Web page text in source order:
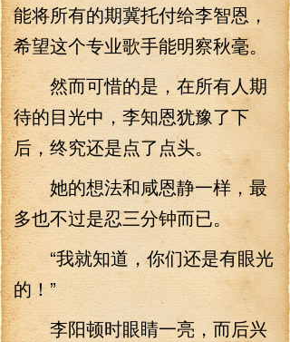
能将所有的期冀托付给李智恩，
希望这个专业歌手能明察秋毫。
然而可惜的是，在所有人期
待的目光中，李知恩犹豫了下
后，终究还是点了点头。
她的想法和咸恩静一样，最
多也不过是忍三分钟而已。
“我就知道，你们还是有眼光
的！”
李阳顿时眼睛一亮，而后兴